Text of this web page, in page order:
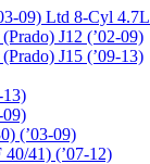
09) Ltd 8-Cyl 4.7L
J12 (’02-09)
J15 (’09-13)
13)
09)
(’03-09)
41) (’07-12)